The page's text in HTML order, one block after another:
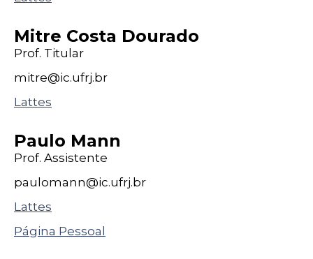
Mitre Costa Dourado
Prof. Titular
mitre@ic.ufrj.br
Lattes
Paulo Mann
Prof. Assistente
paulomann@ic.ufrj.br
Lattes
Página Pessoal